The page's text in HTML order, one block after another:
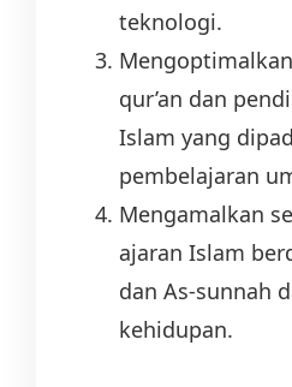
teknologi.
qur’an dan
Islam yang
pembelajaran
Mengamalkan
ajaran Islam
dan As-sunnah
kehidupan.